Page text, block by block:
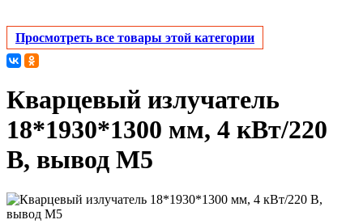
Просмотреть все товары этой категории
Кварцевый излучатель
18*1930*1300 мм, 4 кВт/220
В, вывод М5